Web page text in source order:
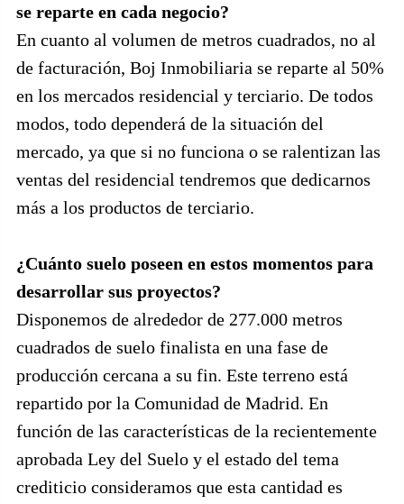
se reparte en cada negocio?
En cuanto al volumen de metros cuadrados, no al
de facturación, Boj Inmobiliaria se reparte al 50%
en los mercados residencial y terciario. De todos
modos, todo dependerá de la situación del
mercado, ya que si no funciona o se ralentizan las
ventas del residencial tendremos que dedicarnos
más a los productos de terciario.
¿Cuánto suelo poseen en estos momentos para
desarrollar sus proyectos?
Disponemos de alrededor de 277.000 metros
cuadrados de suelo finalista en una fase de
producción cercana a su fin. Este terreno está
repartido por la Comunidad de Madrid. En
función de las características de la recientemente
aprobada Ley del Suelo y el estado del tema
crediticio consideramos que esta cantidad es